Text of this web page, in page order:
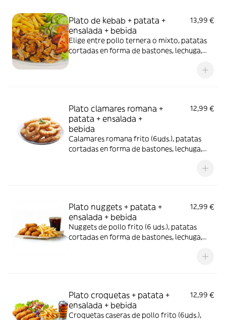
Plato de kebab + patata +
ensalada + bebida
13,99 €
Elige entre pollo ternera o mixto, patatas
cortadas en forma de bastones, lechuga,
maíz, esencia de oliva verde y bebida (330
Plato clamares romana +
patata + ensalada +
bebida
12,99 €
Calamares romana frito (6uds.), patatas
cortadas en forma de bastones, lechuga,
maíz, esencia de oliva verde y bebida (330
Plato nuggets + patata +
ensalada + bebida
12,99 €
Nuggets de pollo frito (6 uds.), patatas
cortadas en forma de bastones, lechuga,
maíz , esencia de oliva verde y bebida (330
Plato croquetas + patata +
ensalada + bebida
12,99 €
Croquetas caseras de pollo frito (6uds.),